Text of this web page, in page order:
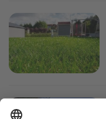
Image
Image